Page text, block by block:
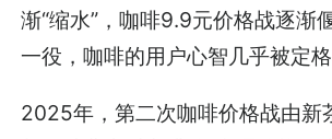
渐“缩水”，咖啡9.9元价格战逐渐
一役，咖啡的用户心智几乎被定
2025年，第二次咖啡价格战由新